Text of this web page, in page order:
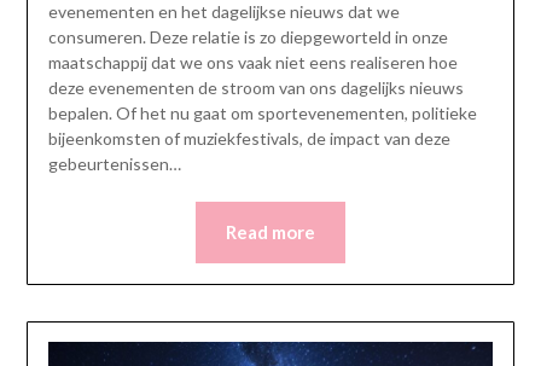
evenementen en het dagelijkse nieuws dat we
consumeren. Deze relatie is zo diepgeworteld in onze
maatschappij dat we ons vaak niet eens realiseren hoe
deze evenementen de stroom van ons dagelijks nieuws
bepalen. Of het nu gaat om sportevenementen, politieke
bijeenkomsten of muziekfestivals, de impact van deze
gebeurtenissen…
Read more